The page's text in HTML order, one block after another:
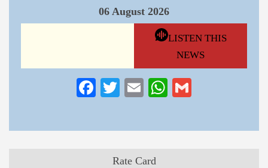
06 August 2026
LISTEN THIS
NEWS
Facebook
TwitterEmailWhatsApp
Rate Card